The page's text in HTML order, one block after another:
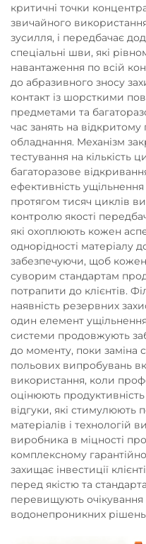
критичні точки
звичайного
зусилля, і передбачає
спеціальні шви, які
навантаження по всій
до абразивного зносу
контакт із шорсткими
предметами та
час занять на відкритому
обладнання. Механізм
тестування на кількість
багаторазове
ефективність ущільнення
протягом тисяч циклів
контролю якості
які охоплюють кожен
однорідності матеріалу
забезпечуючи, щоб кожен
суворим стандартам
потрапити до клієнтів.
наявність резервних
один елемент
системи продовжують
до моменту, поки заміна
польових випробувань
використання, коли
оцінюють
відгуки, які стимулюють
матеріалів і технологій
виробника в міцності
комплексному
захищає інвестиції
перед якістю та
перевищують
водонепроникних рішень